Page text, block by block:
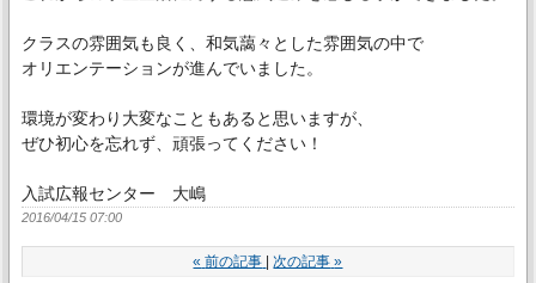
クラスの雰囲気も良く、和気藹々とした雰囲気の中で
オリエンテーションが進んでいました。
環境が変わり大変なこともあると思いますが、
ぜひ初心を忘れず、頑張ってください！
入試広報センター 大嶋
2016/04/15 07:00
« 前の記事 次の記事 »